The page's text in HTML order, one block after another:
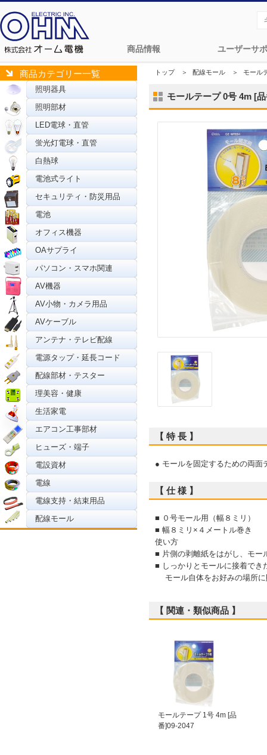
商品情報 ユーザーサ
商品カテゴリー一覧
照明器具
照明部材
LED電球・直管
蛍光灯電球・直管
白熱球
電池式ライト
セキュリティ・防災用品
電池
オフィス機器
OAサプライ
パソコン・スマホ関連
AV機器
AV小物・カメラ用品
AVケーブル
アンテナ・テレビ配線
電源タップ・延長コード
配線部材・テスター
理美容・健康
生活家電
エアコン工事部材
ヒューズ・端子
電設資材
電線
電線支持・結束用品
配線モール
トップ＞ 配線モール ＞ モール
モールテープ 0号 4m [
【 特 長 】
● モールを固定するための両面
【 仕 様 】
■ ０号モール用（幅８ミリ）
■ 幅８ミリ×４メートル巻き
使い方
■ 片側の剥離紙をはがし、モー
■ しっかりとモールに接着でき
モール自体をお好みの場所に
【 関連・類似商品 】
モールテープ 1号 4m [品
番]09-2047